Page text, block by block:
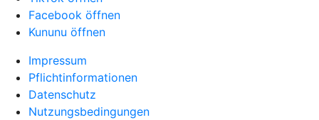
Facebook öffnen
Kununu öffnen
Impressum
Pflichtinformationen
Datenschutz
Nutzungsbedingungen